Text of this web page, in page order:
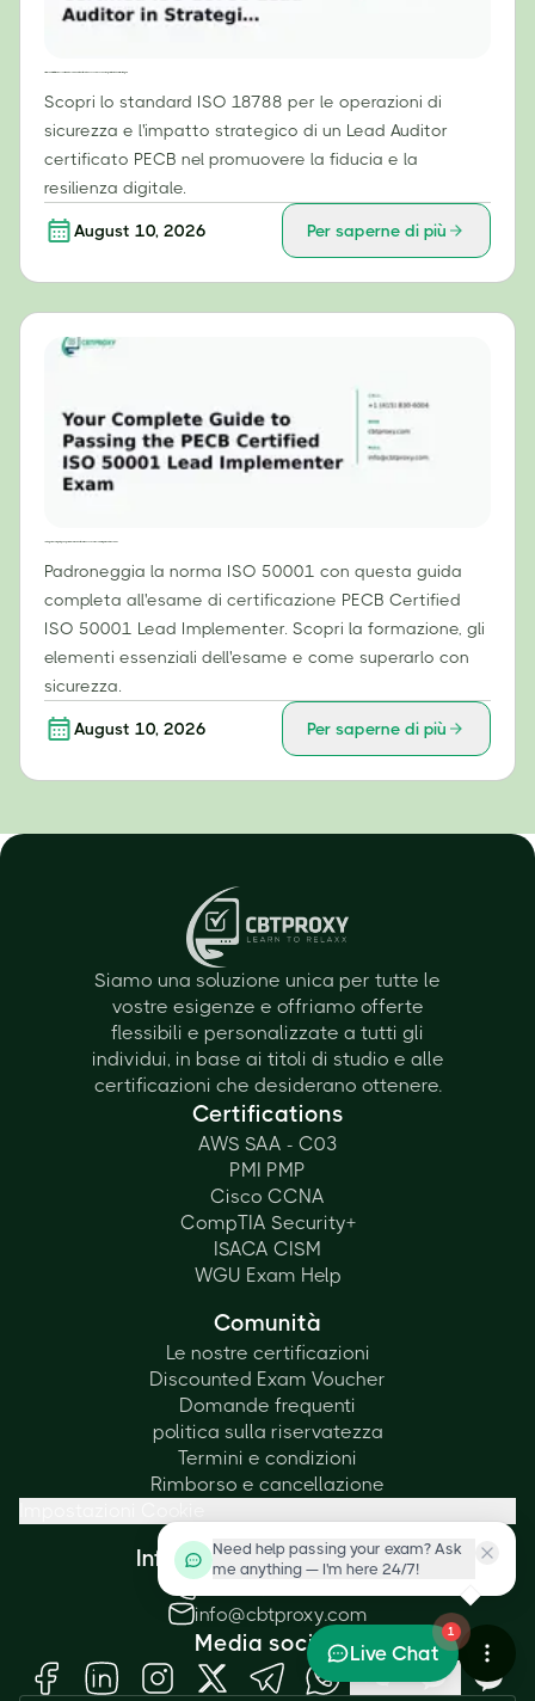
Scopri lo standard ISO 18788 per le operazioni di
sicurezza e l'impatto strategico di un Lead Auditor
certificato PECB nel promuovere la fiducia e la
resilienza digitale.
August 10, 2026 Per saperne di più
Padroneggia la norma ISO 50001 con questa guida
completa all'esame di certificazione PECB Certified
ISO 50001 Lead Implementer. Scopri la formazione, gli
elementi essenziali dell'esame e come superarlo con
sicurezza.
August 10, 2026 Per saperne di più
Siamo una soluzione unica per tutte le
vostre esigenze e offriamo offerte
flessibili e personalizzate a tutti gli
individui, in base ai titoli di studio e alle
certificazioni che desiderano ottenere.
Certifications
AWS SAA - C03
PMI PMP
Cisco CCNA
CompTIA Security+
ISACA CISM
WGU Exam Help
Comunità
Le nostre certificazioni
Discounted Exam Voucher
Domande frequenti
politica sulla riservatezza
Termini e condizioni
Rimborso e cancellazione
Informazioni di contatto
info@cbtproxy.com
Media sociali
Need help passing your exam? Ask
me anything — I'm here 24/7!
1
Live Chat